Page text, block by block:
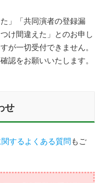
」「共同演者の登録漏
け間違えた」とのお申し
が一切受付できません。
認をお願いいたします。
せ
するよくある質問 もご